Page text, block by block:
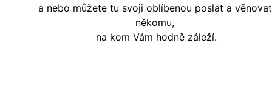
a nebo můžete tu svoji oblíbenou poslat a věnovat
někomu,
na kom Vám hodně záleží.